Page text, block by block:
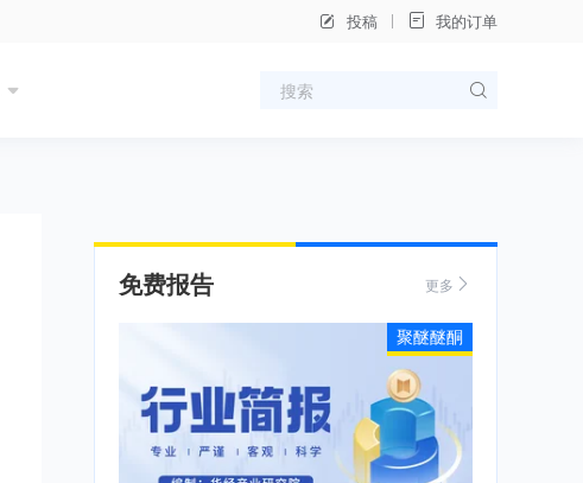
投稿 我的订单
免费报告 更多
聚醚醚酮